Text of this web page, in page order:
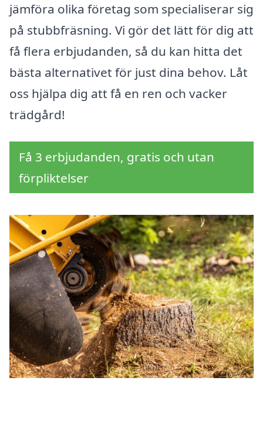
jämföra olika företag som specialiserar sig
på stubbfräsning. Vi gör det lätt för dig att
få flera erbjudanden, så du kan hitta det
bästa alternativet för just dina behov. Låt
oss hjälpa dig att få en ren och vacker
trädgård!
Få 3 erbjudanden, gratis och utan
förpliktelser